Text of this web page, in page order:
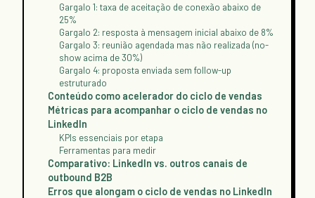
Gargalo 1: taxa de aceitação de conexão abaixo de
25%
Gargalo 2: resposta à mensagem inicial abaixo de 8%
Gargalo 3: reunião agendada mas não realizada (no-
show acima de 30%)
Gargalo 4: proposta enviada sem follow-up
estruturado
Conteúdo como acelerador do ciclo de vendas
Métricas para acompanhar o ciclo de vendas no
LinkedIn
KPIs essenciais por etapa
Ferramentas para medir
Comparativo: LinkedIn vs. outros canais de
outbound B2B
Erros que alongam o ciclo de vendas no LinkedIn